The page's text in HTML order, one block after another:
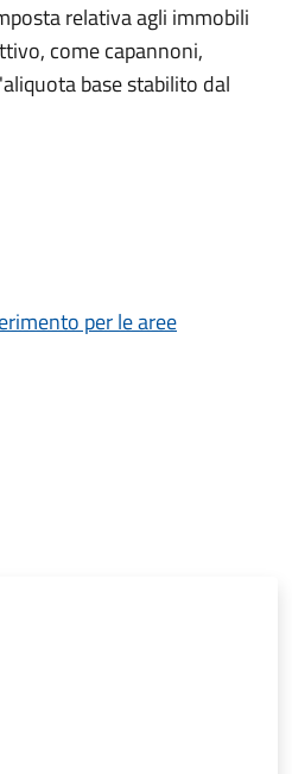
relativa agli immobili
come capannoni,
base stabilito dal
per le aree